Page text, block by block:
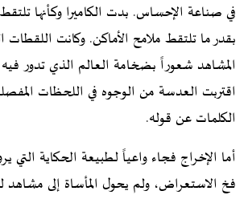
في صناعة الإحساس. بدت الكاميرا وكأنها
بقدر ما تلتقط ملامح الأماكن. وكانت اللقطات
المشاهد شعوراً بضخامة العالم الذي تدور فيه
اقتربت العدسة من الوجوه في اللحظات
الكلمات عن قوله.
أما الإخراج فجاء واعياً لطبيعة الحكاية التي
فخ الاستعراض، ولم يحول المأساة إلى